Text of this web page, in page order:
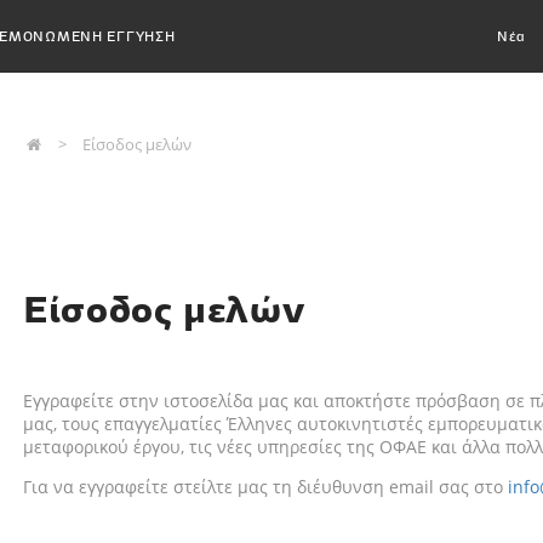
ΕΓΓΥΗΣΗ Νέα
Είσοδος μελών
Είσοδος μελών
Εγγραφείτε στην ιστοσελίδα μας και αποκτήστε πρόσβαση σε
μας, τους επαγγελματίες Έλληνες αυτοκινητιστές
μεταφορικού έργου, τις νέες υπηρεσίες της ΟΦΑΕ και άλλα
Για να εγγραφείτε στείλτε μας τη διέυθυνση email σας στο